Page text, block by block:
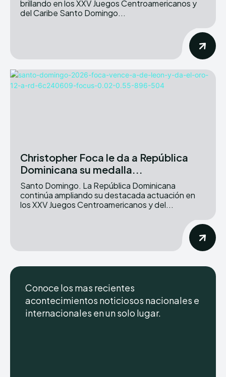
brillando en los XXV Juegos Centroamericanos y
del Caribe Santo Domingo...
Christopher Foca le da a República
Dominicana su medalla...
Santo Domingo. La República Dominicana
continúa ampliando su destacada actuación en
los XXV Juegos Centroamericanos y del...
Conoce los mas recientes
acontecimientos noticiosos nacionales e
internacionales en un solo lugar.